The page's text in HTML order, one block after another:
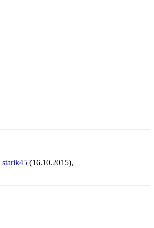
starik45 (16.10.2015),